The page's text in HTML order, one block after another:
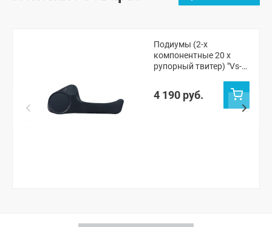
Подиумы (2-х
компонентные 20 x
рупорный твитер) "Vs-
Нива Тревел
4 190 руб.